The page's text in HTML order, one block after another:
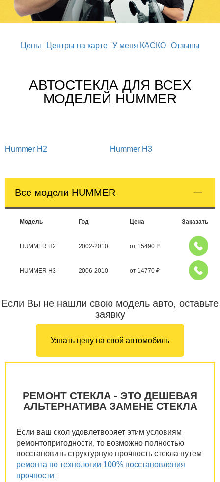
Цены Центры на карте У меня КАСКО Отзывы
АВТОСТЕКЛА ДЛЯ ВСЕХ
МОДЕЛЕЙ HUMMER
Hummer H2 Hummer H3
Все модели HUMMER
Модель Год Цена Заказать
HUMMER H2 2002-2010 от 15490 ₽
HUMMER H3 2006-2010 от 14770 ₽
Если Вы не нашли свою модель авто, оставьте
заявку
Узнать цену на свой автомобиль
РЕМОНТ СТЕКЛА - ЭТО ДЕШЕВАЯ
АЛЬТЕРНАТИВА ЗАМЕНЕ СТЕКЛА
Если ваш скол удовлетворяет этим условиям
ремонтопригодности, то возможно полностью
восстановить структурную прочность стекла путем
ремонта по технологии 100% восстановления
прочности: